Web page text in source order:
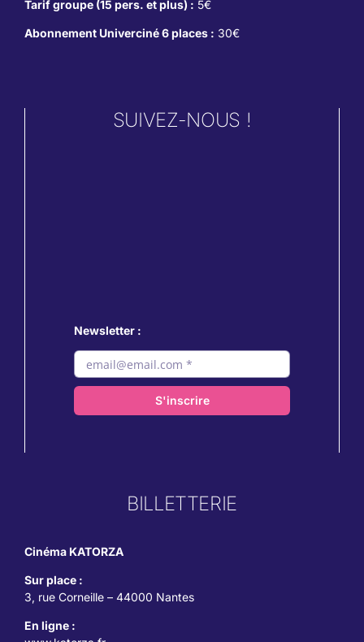
Tarif groupe (15 pers. et plus) : 5€
Abonnement Univerciné 6 places : 30€
SUIVEZ-NOUS !
Newsletter :
S'inscrire
BILLETTERIE
Cinéma KATORZA
Sur place :
3, rue Corneille – 44000 Nantes
En ligne :